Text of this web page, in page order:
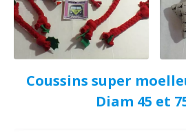
Coussins super
Diam 45 et